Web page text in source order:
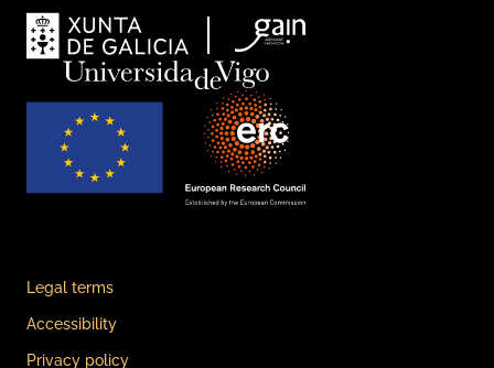
Legal terms
Accessibility
Privacy policy